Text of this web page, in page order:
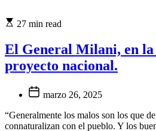
27 min read
El General Milani, en
proyecto nacional.
marzo 26, 2025
“Generalmente los malos son los que
connaturalizan con el pueblo. Y los